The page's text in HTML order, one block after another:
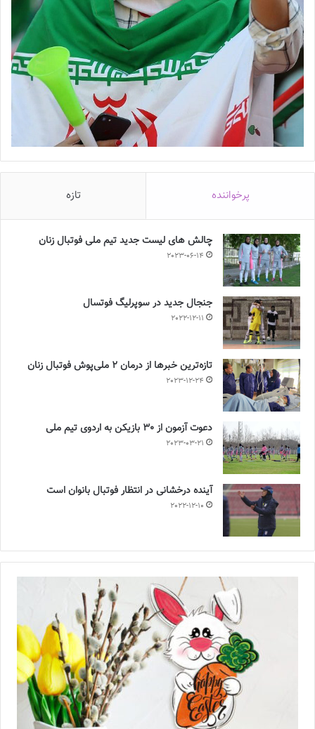
پرخواننده تازه
چالش هاى ليست جدید تيم ملى فوتبال زنان
2023-06-14
جنجال جدید در سوپرلیگ فوتسال
2022-12-11
تازه‌ترین خبرها از درمان ۲ ملی‌پوش فوتبال زنان
2023-12-24
دعوت آزمون از 30 بازیکن به اردوی تیم ملی
2023-03-21
آینده درخشانی در انتظار فوتبال بانوان است
2022-12-10